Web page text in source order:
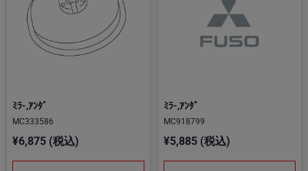
ﾐﾗ-,ｱﾝﾀﾞ
MC333586
¥6,875 (税込)
ﾐﾗ-,ｱﾝﾀﾞ
MC918799
¥5,885 (税込)